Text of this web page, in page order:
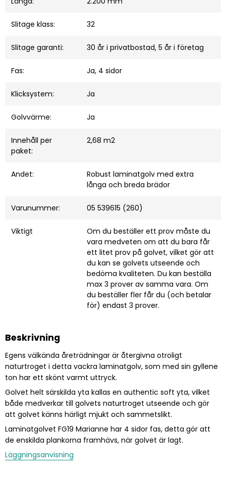
Slitage klass: 32
Slitage garanti: 30 år i privatbostad, 5 år i företag
Fas: Ja, 4 sidor
Klicksystem: Ja
Golvvärme: Ja
Innehåll per
paket:
2,68 m2
Andet:
Robust laminatgolv med extra
långa och breda brädor
Varunummer: 05 539615 (260)
Viktigt
Om du beställer ett prov måste du
vara medveten om att du bara får
ett litet prov på golvet, vilket gör att
du kan se golvets utseende och
bedöma kvaliteten. Du kan beställa
max 3 prover av samma vara. Om
du beställer fler får du (och betalar
för) endast 3 prover.
Beskrivning
Egens välkända åreträdningar är återgivna otroligt
naturtroget i detta vackra laminatgolv, som med sin gyllene
ton har ett skönt varmt uttryck.
Golvet helt särskilda yta kallas en authentic soft yta, vilket
både medverkar till golvets naturtroget utseende och gör
att golvet känns härligt mjukt och sammetslikt.
Laminatgolvet FG19 Marianne har 4 sidor fas, detta gör att
de enskilda plankorna framhävs, när golvet är lagt.
Läggningsanvisning